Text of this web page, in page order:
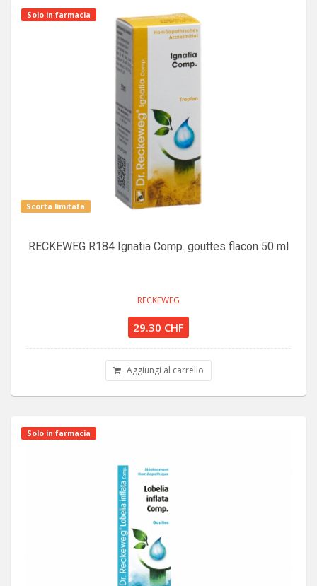
Solo in farmacia
Scorta limitata
RECKEWEG R184 Ignatia Comp. gouttes flacon 50 ml
RECKEWEG
29.30 CHF
Aggiungi al carrello
Solo in farmacia